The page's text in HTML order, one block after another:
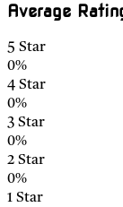
Average
5 Star
0%
4 Star
0%
3 Star
0%
2 Star
0%
1 Star